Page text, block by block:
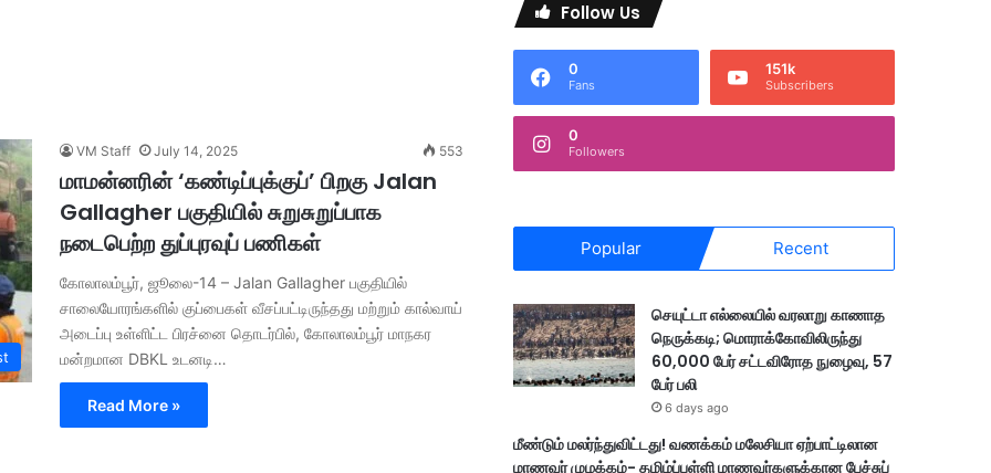
VM Staff July 14, 2025 553
மாமன்னரின் ‘கண்டிப்புக்குப்’ பிறகு Jalan
Gallagher பகுதியில் சுறுசுறுப்பாக
நடைபெற்ற துப்புரவுப் பணிகள்
கோலாலம்பூர், ஜூலை-14 – Jalan Gallagher பகுதியில்
சாலையோரங்களில் குப்பைகள் வீசப்பட்டிருந்தது மற்றும் கால்வாய்
அடைப்பு உள்ளிட்ட பிரச்னை தொடர்பில், கோலாலம்பூர் மாநகர
மன்றமான DBKL உடனடி…
Read More »
Follow Us
0
Fans
151k
Subscribers
0
Followers
Popular Recent
செயுட்டா எல்லையில் வரலாறு காணாத
நெருக்கடி; மொராக்கோவிலிருந்து
60,000 பேர் சட்டவிரோத நுழைவு, 57
பேர் பலி
6 days ago
மீண்டும் மலர்ந்துவிட்டது! வணக்கம் மலேசியா ஏற்பாட்டிலான
மாணவர் முழக்கம்- தமிழ்ப்பள்ளி மாணவர்களுக்கான பேச்சுப்